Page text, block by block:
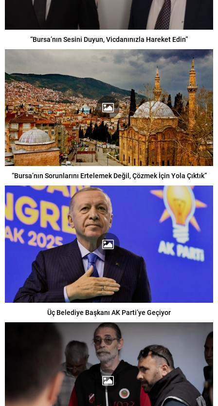
“Bursa’nın Sesini Duyun, Vicdanınızla Hareket Edin”
“Bursa’nın Sorunlarını Ertelemek Değil, Çözmek İçin Yola Çıktık”
Üç Belediye Başkanı AK Parti’ye Geçiyor